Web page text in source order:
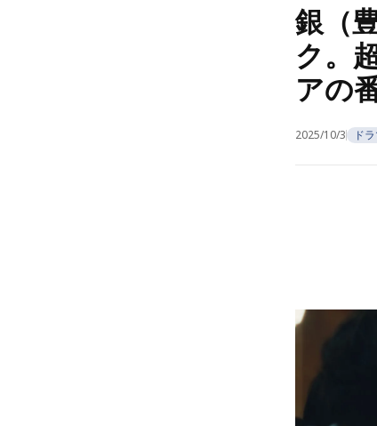
銀（
ク。
アの
2025/10/3 ド